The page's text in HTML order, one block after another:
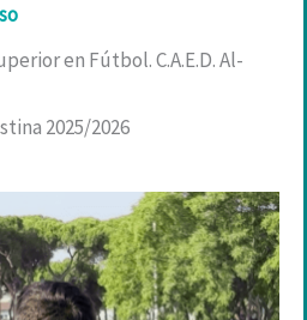
en Fútbol. C.A.E.D. Al-
2025/2026